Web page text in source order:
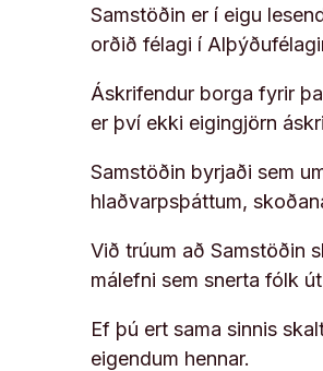
Samstöðin er í eigu
orðið félagi í
Áskrifendur borga fyrir
er því ekki eigingjörn
Samstöðin byrjaði sem
hlaðvarpsþáttum,
Við trúum að Samstöðin
málefni sem snerta fólk
Ef þú ert sama sinnis
eigendum hennar.